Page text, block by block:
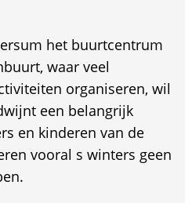
het buurtcentrum
waar veel
organiseren, wil
een belangrijk
en kinderen van de
vooral s winters geen